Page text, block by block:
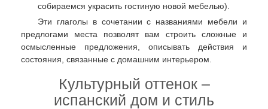
собираемся украсить гостиную новой мебелью).
Эти глаголы в сочетании с названиями мебели и
предлогами места позволят вам строить сложные и
осмысленные предложения, описывать действия и
состояния, связанные с домашним интерьером.
Культурный оттенок –
испанский дом и стиль